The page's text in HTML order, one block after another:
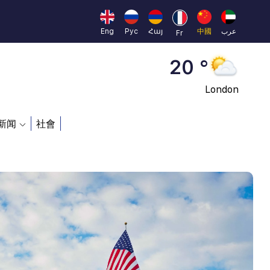
Eng Рус Հայ Fr 中國 عرب 45 °
Dubai
20 °
London
Brussels
16 °
23 °
闻 社會